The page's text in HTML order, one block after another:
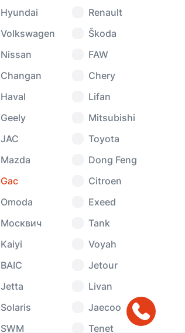
Hyundai
Renault
Volkswagen
Škoda
Nissan
FAW
Changan
Chery
Haval
Lifan
Geely
Mitsubishi
JAC
Toyota
Mazda
Dong Feng
Gac
Citroen
Omoda
Exeed
Москвич
Tank
Kaiyi
Voyah
BAIC
Jetour
Jetta
Livan
Solaris
Jaecoo
SWM
Tenet